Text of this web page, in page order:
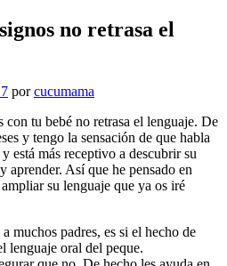
no retrasa el
porcucumama
tu bebé no retrasa el lenguaje. De
y tengo la sensación de que habla
está más receptivo a descubrir su
aprender. Así que he pensado en
su lenguaje que ya os iré
muchos padres, es si el hecho de
lenguaje oral del peque.